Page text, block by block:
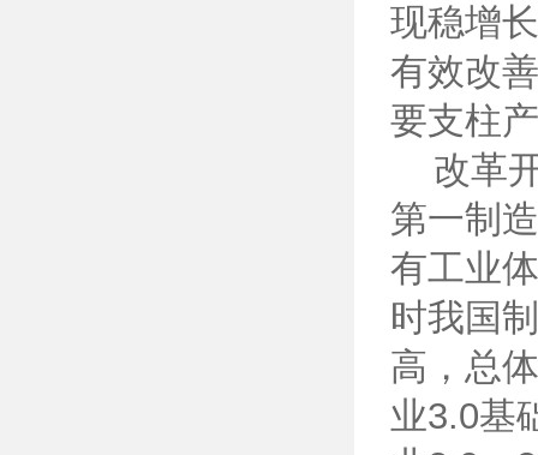
现稳增
有效改
要支柱
改革开
第一制
有工业
时我国
高，总
业3.0基